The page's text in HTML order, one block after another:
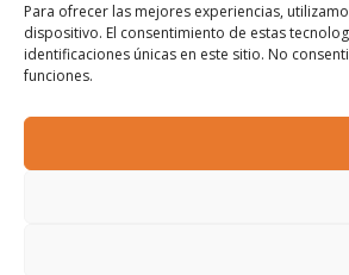
Para ofrecer las mejores experiencias,
dispositivo. El consentimiento de estas
identificaciones únicas en este sitio. No
funciones.